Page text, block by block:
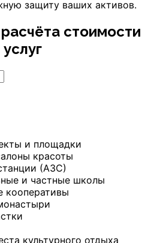
защиту ваших активов.
стоимости
услуг
и площадки
красоты
(АЗС)
и частные школы
кооперативы
культурного отдыха